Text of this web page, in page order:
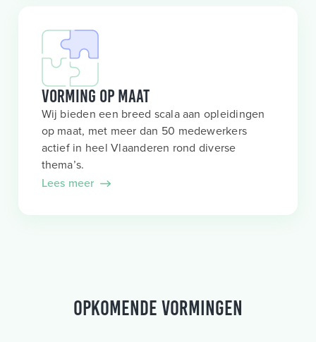
Vorming op maat
Wij bieden een breed scala aan opleidingen
op maat, met meer dan 50 medewerkers
actief in heel Vlaanderen rond diverse
thema’s.
Lees meer
Opkomende vormingen